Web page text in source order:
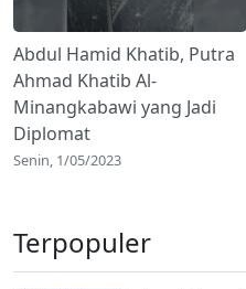
Abdul Hamid Khatib, Putra
Ahmad Khatib Al-
Minangkabawi yang Jadi
Diplomat
Senin, 1/05/2023
Terpopuler